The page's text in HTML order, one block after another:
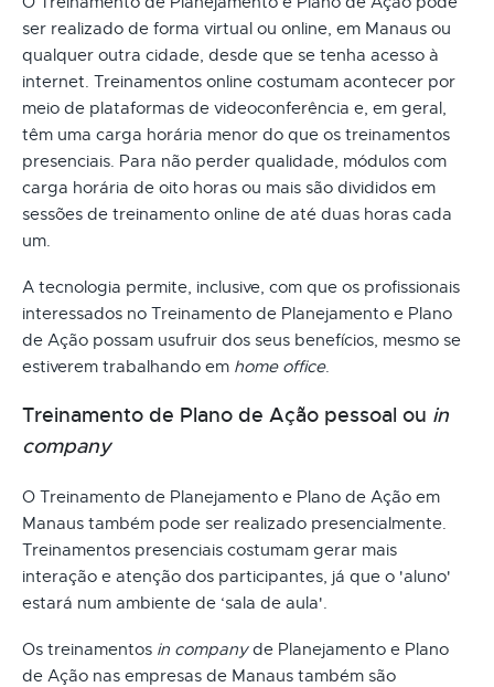
ser realizado de forma virtual ou online, em Manaus ou
qualquer outra cidade, desde que se tenha acesso à
internet. Treinamentos online costumam acontecer por
meio de plataformas de videoconferência e, em geral,
têm uma carga horária menor do que os treinamentos
presenciais. Para não perder qualidade, módulos com
carga horária de oito horas ou mais são divididos em
sessões de treinamento online de até duas horas cada
um.
A tecnologia permite, inclusive, com que os profissionais
interessados no Treinamento de Planejamento e Plano
de Ação possam usufruir dos seus benefícios, mesmo se
estiverem trabalhando em home office.
Treinamento de Plano de Ação pessoal ou in
company
O Treinamento de Planejamento e Plano de Ação em
Manaus também pode ser realizado presencialmente.
Treinamentos presenciais costumam gerar mais
interação e atenção dos participantes, já que o 'aluno'
estará num ambiente de ‘sala de aula'.
Os treinamentos in companyde Planejamento e Plano
de Ação nas empresas de Manaus também são